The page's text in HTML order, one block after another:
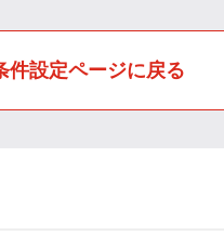
件設定ページに戻る